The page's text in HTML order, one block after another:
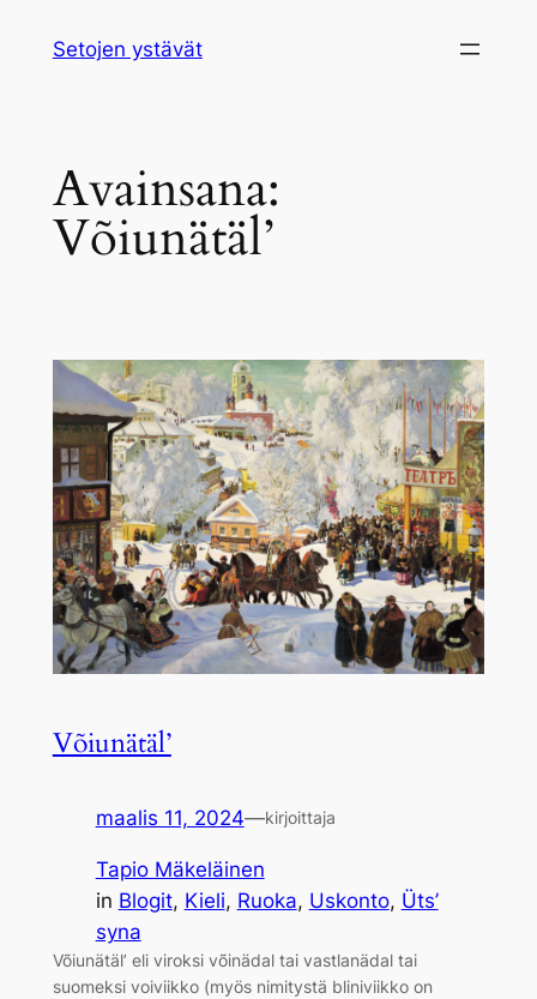
sisältöön
Setojen ystävät
Avainsana:
Võiunätäl’
Võiunätäl’
maalis 11, 2024—kirjoittaja
Tapio Mäkeläinen
in Blogit, Kieli, Ruoka, Uskonto, Üts’
syna
Võiunätäl’ eli viroksi võinädal tai vastlanädal tai
suomeksi voiviikko (myös nimitystä bliniviikko on